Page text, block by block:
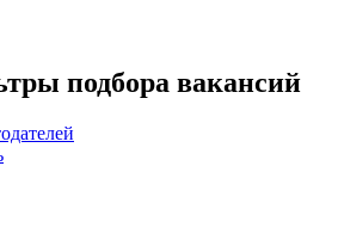
подбора вакансий